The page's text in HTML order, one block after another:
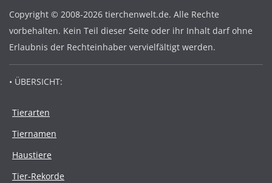
Copyright © 2008-2026 tierchenwelt.de. Alle Rechte
vorbehalten. Kein Teil dieser Seite oder ihr Inhalt darf ohne
Erlaubnis der Rechteinhaber vervielfältigt werden.
• ÜBERSICHT:
Tierarten
Tiernamen
Haustiere
Tier-Rekorde